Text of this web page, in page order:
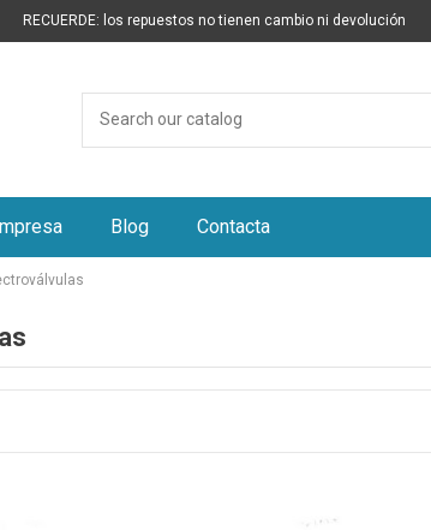
RECUERDE: los repuestos no tienen cambio ni devolución
Blog Contacta